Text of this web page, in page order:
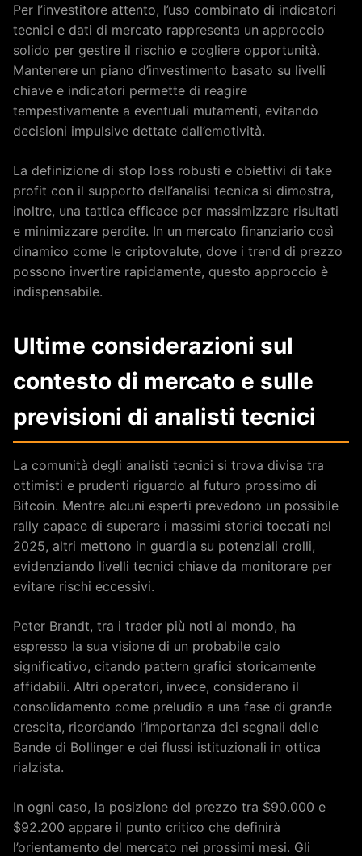
Per l’investitore attento, l’uso combinato di indicatori
tecnici e dati di mercato rappresenta un approccio
solido per gestire il rischio e cogliere opportunità.
Mantenere un piano d’investimento basato su livelli
chiave e indicatori permette di reagire
tempestivamente a eventuali mutamenti, evitando
decisioni impulsive dettate dall’emotività.
La definizione di stop loss robusti e obiettivi di take
profit con il supporto dell’analisi tecnica si dimostra,
inoltre, una tattica efficace per massimizzare risultati
e minimizzare perdite. In un mercato finanziario così
dinamico come le criptovalute, dove i trend di prezzo
possono invertire rapidamente, questo approccio è
indispensabile.
Ultime considerazioni sul
contesto di mercato e sulle
previsioni di analisti tecnici
La comunità degli analisti tecnici si trova divisa tra
ottimisti e prudenti riguardo al futuro prossimo di
Bitcoin. Mentre alcuni esperti prevedono un possibile
rally capace di superare i massimi storici toccati nel
2025, altri mettono in guardia su potenziali crolli,
evidenziando livelli tecnici chiave da monitorare per
evitare rischi eccessivi.
Peter Brandt, tra i trader più noti al mondo, ha
espresso la sua visione di un probabile calo
significativo, citando pattern grafici storicamente
affidabili. Altri operatori, invece, considerano il
consolidamento come preludio a una fase di grande
crescita, ricordando l’importanza dei segnali delle
Bande di Bollinger e dei flussi istituzionali in ottica
rialzista.
In ogni caso, la posizione del prezzo tra $90.000 e
$92.200 appare il punto critico che definirà
l’orientamento del mercato nei prossimi mesi. Gli